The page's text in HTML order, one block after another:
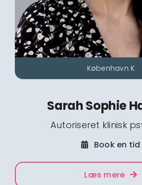
København K
Sarah Sophie
Autoriseret klinisk
Book en tid
Læs mere